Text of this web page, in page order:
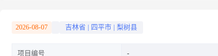
2026-08-07 吉林省 四平市 梨树县
项目编号